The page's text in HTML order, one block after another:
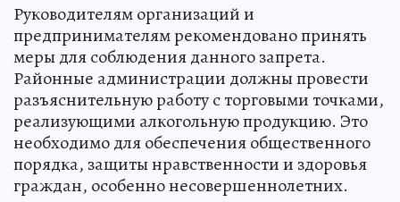
Руководителям организаций и
предпринимателям рекомендовано принять
меры для соблюдения данного запрета.
Районные администрации должны провести
разъяснительную работу с торговыми точками,
реализующими алкогольную продукцию. Это
необходимо для обеспечения общественного
порядка, защиты нравственности и здоровья
граждан, особенно несовершеннолетних.